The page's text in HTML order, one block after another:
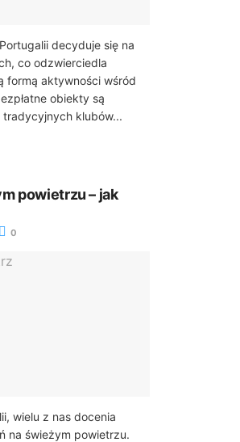
decyduje się na
co odzwierciedla
formą aktywności wśród
obiekty są
klubów...
powietrzu – jak
0
wielu z nas docenia
na świeżym powietrzu.